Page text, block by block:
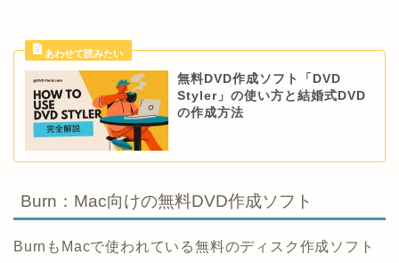
無料DVD作成ソフト「DVD
Styler」の使い方と結婚式DVD
の作成方法
Burn：Mac向けの無料DVD作成ソフト
BurnもMacで使われている無料のディスク作成ソフト